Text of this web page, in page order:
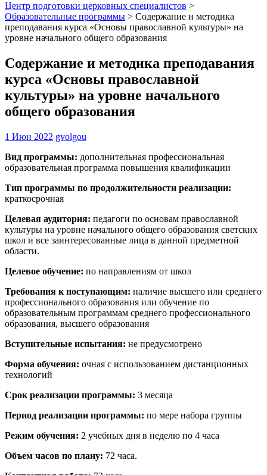
Центр подготовки церковных специалистов >
Образовательные программы > Содержание и методика
преподавания курса «Основы православной культуры» на
уровне начального общего образования
Содержание и методика преподавания
курса «Основы православной
культуры» на уровне начального
общего образования
1 Июн 2022 gvolgou
Вид программы: дополнительная профессиональная
образовательная программа повышения квалификации
Тип программы по продолжительности реализации:
краткосрочная
Целевая аудитория: педагоги по основам православной
культуры на уровне начального общего образования светских
школ и все заинтересованные лица в данной предметной
области.
Целевое обучение: по направлениям от школ
Требования к поступающим: наличие высшего или среднего
профессионального образования или обучение по
образовательным программам среднего профессионального
образования, высшего образования
Вступительные испытания: не предусмотрено
Форма обучения: очная с использованием дистанционных
технологий
Срок реализации программы: 3 месяца
Период реализации программы: по мере набора группы
Режим обучения: 2 учебных дня в неделю по 4 часа
Объем часов по плану: 72 часа.